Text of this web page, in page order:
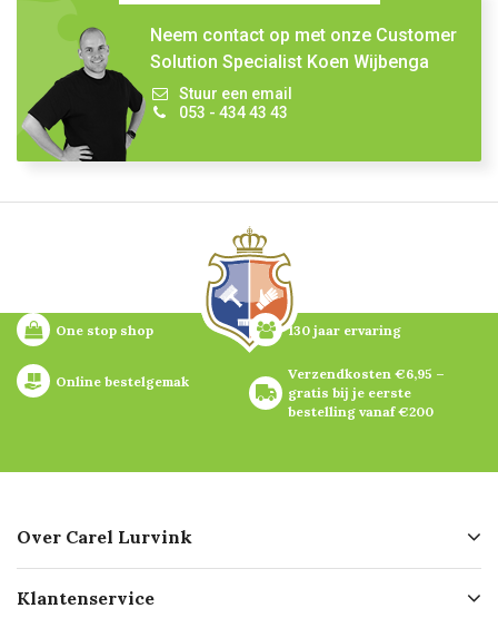
Neem contact op met onze Customer
Solution Specialist Koen Wijbenga
Stuur een email
053 - 434 43 43
One stop shop 130 jaar ervaring
Online bestelgemak
Verzendkosten €6,95 –
gratis bij je eerste
bestelling vanaf €200
Over Carel Lurvink
Geschiedenis
Klantenservice